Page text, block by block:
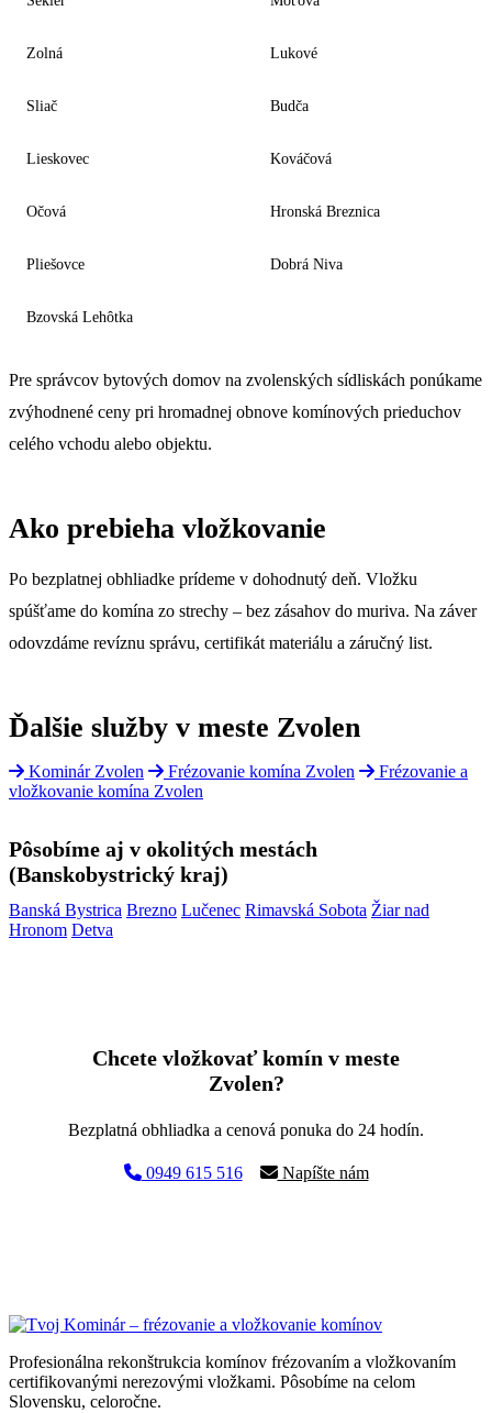
Zolná Lukové
Sliač Budča
Lieskovec Kováčová
Očová Hronská Breznica
Pliešovce Dobrá Niva
Bzovská Lehôtka
Pre správcov bytových domov na zvolenských sídliskách ponúkame
zvýhodnené ceny pri hromadnej obnove komínových prieduchov
celého vchodu alebo objektu.
Ako prebieha vložkovanie
Po bezplatnej obhliadke prídeme v dohodnutý deň. Vložku
spúšťame do komína zo strechy – bez zásahov do muriva. Na záver
odovzdáme revíznu správu, certifikát materiálu a záručný list.
Ďalšie služby v meste Zvolen
Kominár Zvolen Frézovanie komína Zvolen
Frézovanie a
vložkovanie komína Zvolen
Pôsobíme aj v okolitých mestách
(Banskobystrický kraj)
Banská Bystrica Brezno Lučenec Rimavská Sobota Žiar nad
Hronom Detva
Chcete vložkovať komín v meste
Zvolen?
Bezplatná obhliadka a cenová ponuka do 24 hodín.
0949 615 516 Napíšte nám
Profesionálna rekonštrukcia komínov frézovaním a vložkovaním
certifikovanými nerezovými vložkami. Pôsobíme na celom
Slovensku, celoročne.